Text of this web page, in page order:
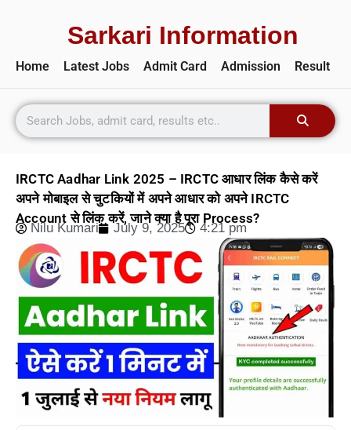
Sarkari Information
Home Latest Jobs Admit Card Admission Result
IRCTC Aadhar Link 2025 – IRCTC आधार लिंक कैसे करें
अपने मोबाइल से चुटकियों में अपने आधार को अपने IRCTC
Account से लिंक करें, जाने क्या है पूरा Process?
Nilu Kumari July 9, 2025 4:21 pm